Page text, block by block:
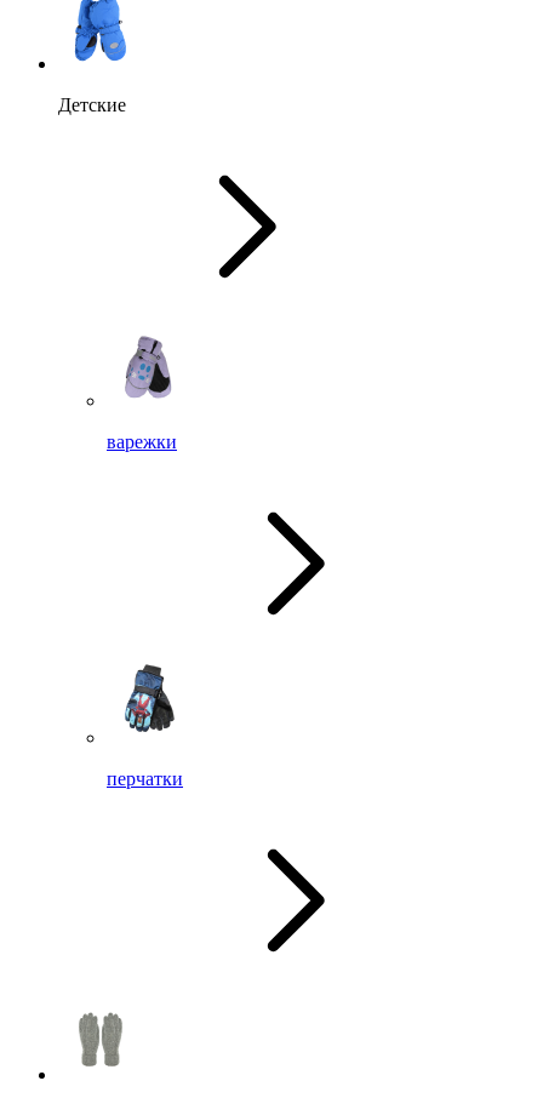
Детские
варежки
перчатки